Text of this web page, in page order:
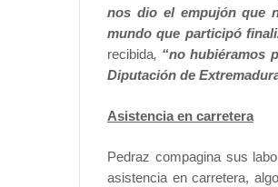
nos dio el empujón que
mundo que participó
recibida, “no hubiéramos
Diputación de
Asistencia en carretera
Pedraz compagina sus
asistencia en carretera,